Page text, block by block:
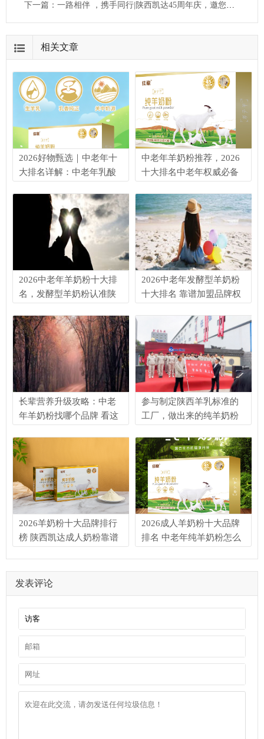
下一篇： 一路相伴 ，携手同行|陕西凯达45周年庆，邀您共启新篇章
相关文章
2026好物甄选｜中老年十
大排名详解：中老年乳酸
中老年羊奶粉推荐，2026
十大排名中老年权威必备
2026中老年羊奶粉十大排
名，发酵型羊奶粉认准陕
际乳品科学领域期刊
《Journal of Dairy
Science》发布的国民乳品
健康调查数据显示，国内
约有50%的
2026中老年发酵型羊奶粉
十大排名 靠谱加盟品牌权
长辈营养升级攻略：中老
年羊奶粉找哪个品牌 看这
参与制定陕西羊乳标准的
工厂，做出来的纯羊奶粉
达乳业与孝子羊中老年纯
羊奶粉的品质密码
2026羊奶粉十大品牌排行
榜 陕西凯达成人奶粉靠谱
2026成人羊奶粉十大品牌
排名 中老年纯羊奶粉怎么
发表评论